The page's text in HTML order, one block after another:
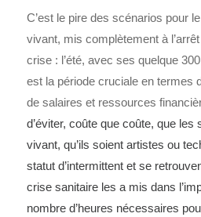
C’est le pire des scénarios pour
vivant, mis complètement à
crise : l’été, avec ses quelque
est la période cruciale en termes
de salaires et ressources
d’éviter, coûte que coûte, que
vivant, qu’ils soient artistes ou
statut d’intermittent et se
crise sanitaire les a mis dans
nombre d’heures nécessaires